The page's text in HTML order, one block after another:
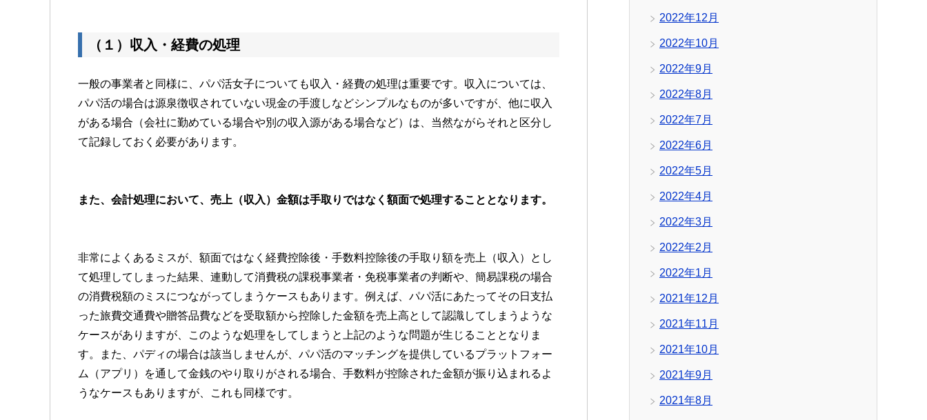
（１）収入・経費の処理
一般の事業者と同様に、パパ活女子についても収入・経費の処理は重要です。収入については、
パパ活の場合は源泉徴収されていない現金の手渡しなどシンプルなものが多いですが、他に収入
がある場合（会社に勤めている場合や別の収入源がある場合など）は、当然ながらそれと区分し
て記録しておく必要があります。
また、会計処理において、売上（収入）金額は手取りではなく額面で処理することとなります。
非常によくあるミスが、額面ではなく経費控除後・手数料控除後の手取り額を売上（収入）とし
て処理してしまった結果、連動して消費税の課税事業者・免税事業者の判断や、簡易課税の場合
の消費税額のミスにつながってしまうケースもあります。例えば、パパ活にあたってその日支払
った旅費交通費や贈答品費などを受取額から控除した金額を売上高として認識してしまうような
ケースがありますが、このような処理をしてしまうと上記のような問題が生じることとなりま
す。また、パディの場合は該当しませんが、パパ活のマッチングを提供しているプラットフォー
ム（アプリ）を通して金銭のやり取りがされる場合、手数料が控除された金額が振り込まれるよ
うなケースもありますが、これも同様です。
2022年12月
2022年10月
2022年9月
2022年8月
2022年7月
2022年6月
2022年5月
2022年4月
2022年3月
2022年2月
2022年1月
2021年12月
2021年11月
2021年10月
2021年9月
2021年8月